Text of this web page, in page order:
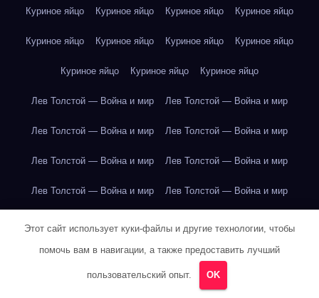
Куриное яйцо Куриное яйцо Куриное яйцо Куриное яйцо
Куриное яйцо Куриное яйцо Куриное яйцо Куриное яйцо
Куриное яйцо Куриное яйцо Куриное яйцо
Лев Толстой — Война и мир Лев Толстой — Война и мир
Лев Толстой — Война и мир Лев Толстой — Война и мир
Лев Толстой — Война и мир Лев Толстой — Война и мир
Лев Толстой — Война и мир Лев Толстой — Война и мир
Лев Толстой — Война и мир Лев Толстой — Война и мир
Лев Толстой — Война и мир Лев Толстой — Война и мир
Этот сайт использует куки-файлы и другие технологии, чтобы
помочь вам в навигации, а также предоставить лучший
пользовательский опыт. OK